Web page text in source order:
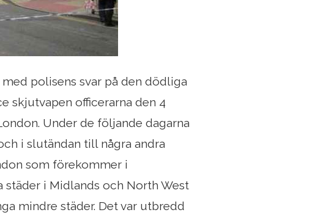
polisens svar på den dödliga
skjutvapen officerarna den 4
Under de följande dagarna
i slutändan till några andra
som förekommer i
städer i Midlands och North West
mindre städer. Det var utbredd